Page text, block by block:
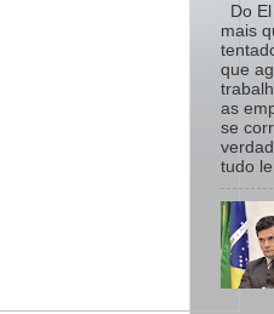
Do
mais
que
as
se
tudo